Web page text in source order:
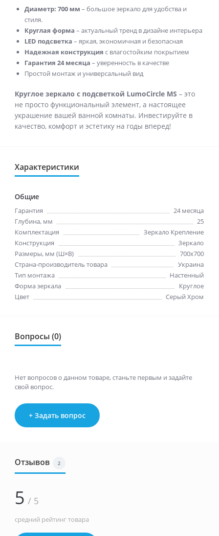
Диаметр: 700 мм – большое зеркало для удобства и
стиля.
Круглая форма – актуальный тренд в дизайне интерьера
LED подсветка – яркая, экономичная и безопасная
Надежная конструкция с влагостойким покрытием
Гарантия 24 месяца – уверенность в качестве
Простой монтаж и универсальный вид
Круглое зеркало с подсветкой LumoCircle MS – это
не просто функциональный элемент, а настоящее
украшение вашей ванной комнаты. Инвестируйте в
качество, комфорт и эстетику на годы вперед!
Характеристики
Общие
Гарантия
24 месяца
Глубина, мм
25
Комплектация
Зеркало Крепление
Конструкция
Зеркало
Размеры, мм (Ш×В)
700x700
Страна-производитель товара
Украина
Тип монтажа
Настенный
Форма зеркала
Круглое
Цвет
Серый Хром
Вопросы (0)
Нет вопросов о данном товаре, станьте первым и задайте
свой вопрос.
+ Задать вопрос
Отзывов 2
5 / 5
средний рейтинг товара